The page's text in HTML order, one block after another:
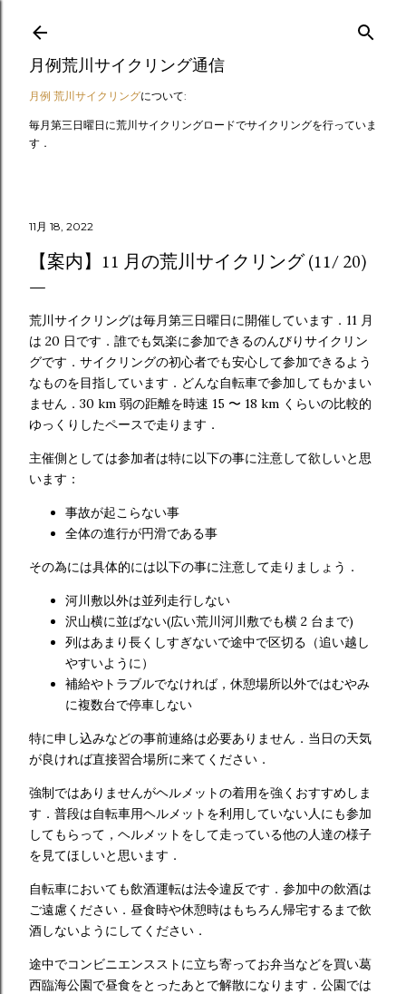
スキップしてメイン コンテンツに移動
月例荒川サイクリング通信
月例 荒川サイクリングについて:
毎月第三日曜日に荒川サイクリングロードでサイクリングを行っていま
す．
11月 18, 2022
【案内】11 月の荒川サイクリング (11/ 20)
荒川サイクリングは毎月第三日曜日に開催しています．11 月
は 20 日です．誰でも気楽に参加できるのんびりサイクリン
グです．サイクリングの初心者でも安心して参加できるよう
なものを目指しています．どんな自転車で参加してもかまい
ません．30 km 弱の距離を時速 15 〜 18 km くらいの比較的
ゆっくりしたペースで走ります．
主催側としては参加者は特に以下の事に注意して欲しいと思
います：
事故が起こらない事
全体の進行が円滑である事
その為には具体的には以下の事に注意して走りましょう．
河川敷以外は並列走行しない
沢山横に並ばない(広い荒川河川敷でも横 2 台まで)
列はあまり長くしすぎないで途中で区切る（追い越し
やすいように）
補給やトラブルでなければ，休憩場所以外ではむやみ
に複数台で停車しない
特に申し込みなどの事前連絡は必要ありません．当日の天気
が良ければ直接習合場所に来てください．
強制ではありませんがヘルメットの着用を強くおすすめしま
す．普段は自転車用ヘルメットを利用していない人にも参加
してもらって，ヘルメットをして走っている他の人達の様子
を見てほしいと思います．
自転車においても飲酒運転は法令違反です．参加中の飲酒は
ご遠慮ください．昼食時や休憩時はもちろん帰宅するまで飲
酒しないようにしてください．
途中でコンビニエンスストに立ち寄ってお弁当などを買い葛
西臨海公園で昼食をとったあとで解散になります．公園では